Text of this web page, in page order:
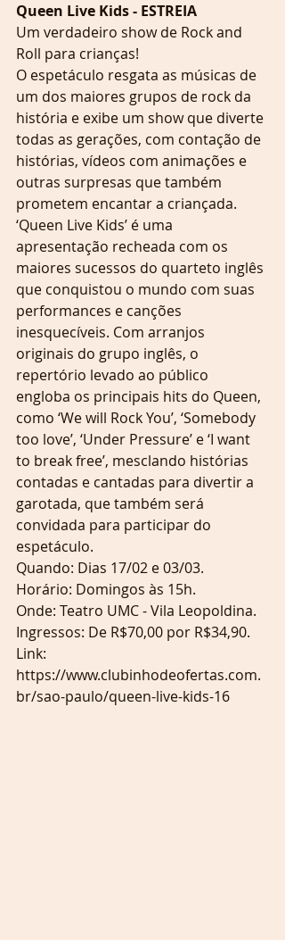
Queen Live Kids - ESTREIA
Um verdadeiro show de Rock and
Roll para crianças!
O espetáculo resgata as músicas de
um dos maiores grupos de rock da
história e exibe um show que diverte
todas as gerações, com contação de
histórias, vídeos com animações e
outras surpresas que também
prometem encantar a criançada.
‘Queen Live Kids’ é uma
apresentação recheada com os
maiores sucessos do quarteto inglês
que conquistou o mundo com suas
performances e canções
inesquecíveis. Com arranjos
originais do grupo inglês, o
repertório levado ao público
engloba os principais hits do Queen,
como ‘We will Rock You’, ‘Somebody
too love’, ‘Under Pressure’ e ‘I want
to break free’, mesclando histórias
contadas e cantadas para divertir a
garotada, que também será
convidada para participar do
espetáculo.
Quando: Dias 17/02 e 03/03.
Horário: Domingos às 15h.
Onde: Teatro UMC - Vila Leopoldina.
Ingressos: De R$70,00 por R$34,90.
Link:
https://www.clubinhodeofertas.com.
br/sao-paulo/queen-live-kids-16